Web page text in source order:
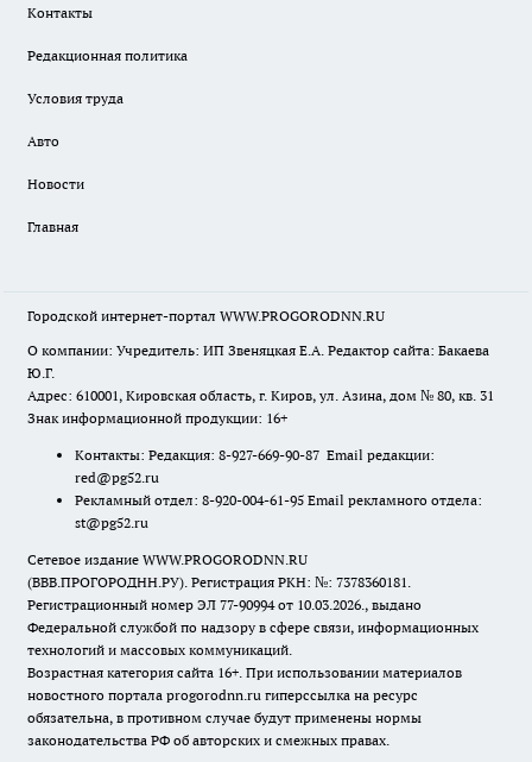
Контакты
Редакционная политика
Условия труда
Авто
Новости
Главная
Городской интернет-портал WWW.PROGORODNN.RU
О компании: Учредитель: ИП Звеняцкая Е.А. Редактор сайта: Бакаева
Ю.Г.
Адрес: 610001, Кировская область, г. Киров, ул. Азина, дом № 80, кв. 31
Знак информационной продукции: 16+
Контакты: Редакция: 8-927-669-90-87 Email редакции:
red@pg52.ru
Рекламный отдел: 8-920-004-61-95 Email рекламного отдела:
st@pg52.ru
Сетевое издание WWW.PROGORODNN.RU
(ВВВ.ПРОГОРОДНН.РУ). Регистрация РКН: №: 7378360181.
Регистрационный номер ЭЛ 77-90994 от 10.03.2026., выдано
Федеральной службой по надзору в сфере связи, информационных
технологий и массовых коммуникаций.
Возрастная категория сайта 16+. При использовании материалов
новостного портала progorodnn.ru гиперссылка на ресурс
обязательна, в противном случае будут применены нормы
законодательства РФ об авторских и смежных правах.